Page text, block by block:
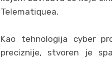
Telematiquea.
Kao tehnologija cyber
preciznije, stvoren je